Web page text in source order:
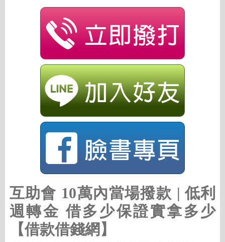
互助會 10萬內當場撥款 | 低利
週轉金 借多少保證實拿多少
【借款借錢網】